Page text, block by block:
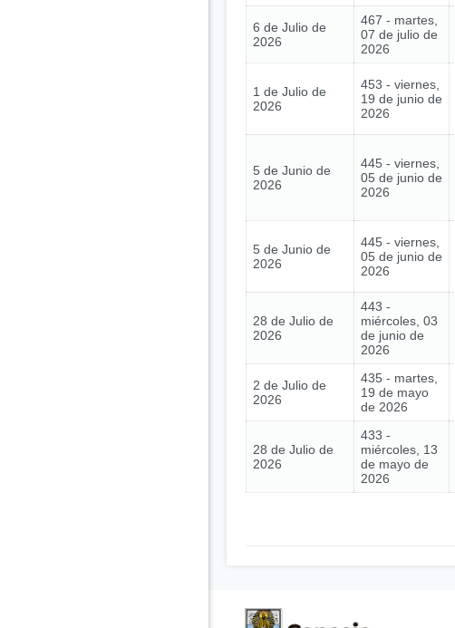
6 de Julio de
2026
467 - martes,
07 de julio de
2026
1 de Julio de
2026
453 - viernes,
19 de junio de
2026
5 de Junio de
2026
445 - viernes,
05 de junio de
2026
5 de Junio de
2026
445 - viernes,
05 de junio de
2026
28 de Julio de
2026
443 -
miércoles, 03
de junio de
2026
2 de Julio de
2026
435 - martes,
19 de mayo
de 2026
28 de Julio de
2026
433 -
miércoles, 13
de mayo de
2026